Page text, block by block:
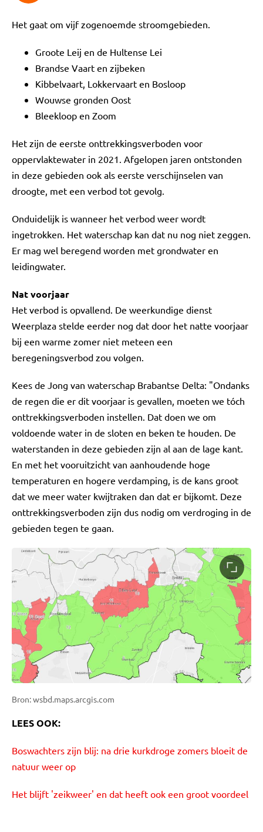
Het gaat om vijf zogenoemde stroomgebieden.
Groote Leij en de Hultense Lei
Brandse Vaart en zijbeken
Kibbelvaart, Lokkervaart en Bosloop
Wouwse gronden Oost
Bleekloop en Zoom
Het zijn de eerste onttrekkingsverboden voor
oppervlaktewater in 2021. Afgelopen jaren ontstonden
in deze gebieden ook als eerste verschijnselen van
droogte, met een verbod tot gevolg.
Onduidelijk is wanneer het verbod weer wordt
ingetrokken. Het waterschap kan dat nu nog niet zeggen.
Er mag wel beregend worden met grondwater en
leidingwater.
Nat voorjaar
Het verbod is opvallend. De weerkundige dienst
Weerplaza stelde eerder nog dat door het natte voorjaar
bij een warme zomer niet meteen een
beregeningsverbod zou volgen.
Kees de Jong van waterschap Brabantse Delta: "Ondanks
de regen die er dit voorjaar is gevallen, moeten we tóch
onttrekkingsverboden instellen. Dat doen we om
voldoende water in de sloten en beken te houden. De
waterstanden in deze gebieden zijn al aan de lage kant.
En met het vooruitzicht van aanhoudende hoge
temperaturen en hogere verdamping, is de kans groot
dat we meer water kwijtraken dan dat er bijkomt. Deze
onttrekkingsverboden zijn dus nodig om verdroging in de
gebieden tegen te gaan.
Bron: wsbd.maps.arcgis.com
LEES OOK:
Boswachters zijn blij: na drie kurkdroge zomers bloeit de
natuur weer op
Het blijft 'zeikweer' en dat heeft ook een groot voordeel